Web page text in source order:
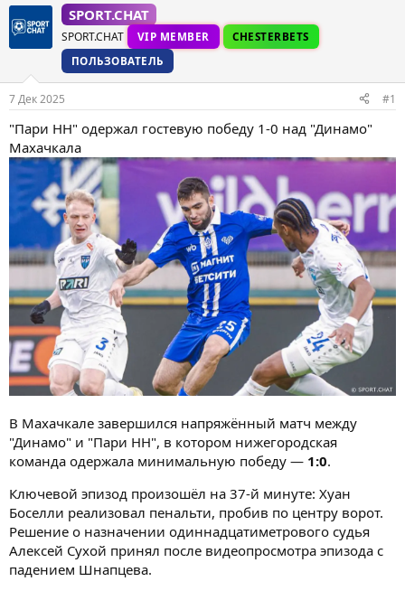
т
о
е
м
ы
т
а
н
а
ч
л
а
SPORT.CHAT
SPORT.CHAT VIP MEMBER
CHESTERBETS
ПОЛЬЗОВАТЕЛЬ
7 Дек 2025 #1
"Пари НН" одержал гостевую победу 1-0 над "Динамо"
Махачкала
В Махачкале завершился напряжённый матч между
"Динамо" и "Пари НН", в котором нижегородская
команда одержала минимальную победу — 1:0.
Ключевой эпизод произошёл на 37-й минуте: Хуан
Боселли реализовал пенальти, пробив по центру ворот.
Решение о назначении одиннадцатиметрового судья
Алексей Сухой принял после видеопросмотра эпизода с
падением Шнапцева.